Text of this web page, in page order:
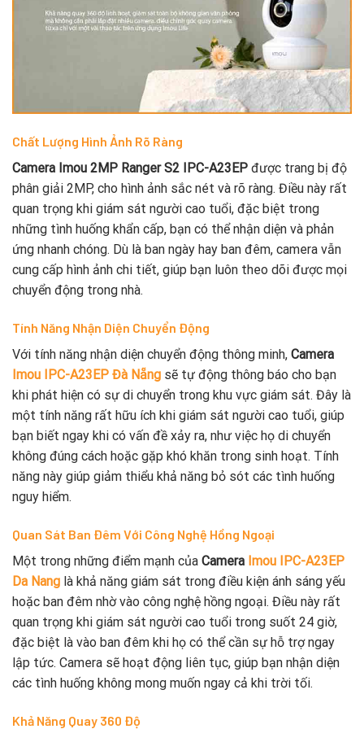
Chất Lượng Hình Ảnh Rõ Ràng
Camera Imou 2MP Ranger S2 IPC-A23EP được trang bị độ
phân giải 2MP, cho hình ảnh sắc nét và rõ ràng. Điều này rất
quan trọng khi giám sát người cao tuổi, đặc biệt trong
những tình huống khẩn cấp, bạn có thể nhận diện và phản
ứng nhanh chóng. Dù là ban ngày hay ban đêm, camera vẫn
cung cấp hình ảnh chi tiết, giúp bạn luôn theo dõi được mọi
chuyển động trong nhà.
Tính Năng Nhận Diện Chuyển Động
Với tính năng nhận diện chuyển động thông minh, Camera
Imou IPC-A23EP Đà Nẵng sẽ tự động thông báo cho bạn
khi phát hiện có sự di chuyển trong khu vực giám sát. Đây là
một tính năng rất hữu ích khi giám sát người cao tuổi, giúp
bạn biết ngay khi có vấn đề xảy ra, như việc họ di chuyển
không đúng cách hoặc gặp khó khăn trong sinh hoạt. Tính
năng này giúp giảm thiểu khả năng bỏ sót các tình huống
nguy hiểm.
Quan Sát Ban Đêm Với Công Nghệ Hồng Ngoại
Một trong những điểm mạnh của Camera Imou IPC-A23EP
Da Nang là khả năng giám sát trong điều kiện ánh sáng yếu
hoặc ban đêm nhờ vào công nghệ hồng ngoại. Điều này rất
quan trọng khi giám sát người cao tuổi trong suốt 24 giờ,
đặc biệt là vào ban đêm khi họ có thể cần sự hỗ trợ ngay
lập tức. Camera sẽ hoạt động liên tục, giúp bạn nhận diện
các tình huống không mong muốn ngay cả khi trời tối.
Khả Năng Quay 360 Độ